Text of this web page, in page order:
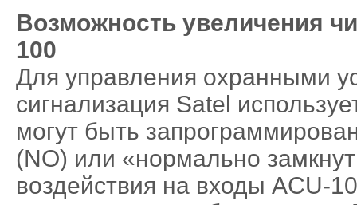
Возможность увеличения
100
Для управления охранными
сигнализация Satel
могут быть
(NO) или «нормально
воздействия на входы ACU-